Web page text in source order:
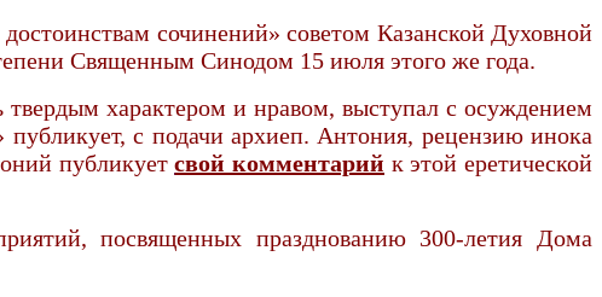
сочинений» советом Казанской Духовной
Священным Синодом 15 июля этого же года.
характером и нравом, выступал с осуждением
с подачи архиеп. Антония, рецензию инока
публикуетсвой комментарий к этой еретической
посвященных празднованию 300-летия Дома